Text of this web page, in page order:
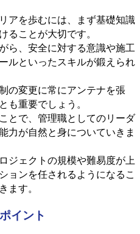
アを歩むには、まず基礎知識
ることが大切です。
ら、安全に対する意識や施工
ルといったスキルが鍛えられ
の変更に常にアンテナを張
も重要でしょう。
とで、管理職としてのリーダ
力が自然と身についていきま
ジェクトの規模や難易度が上
ョンを任されるようになるこ
ます。
イント